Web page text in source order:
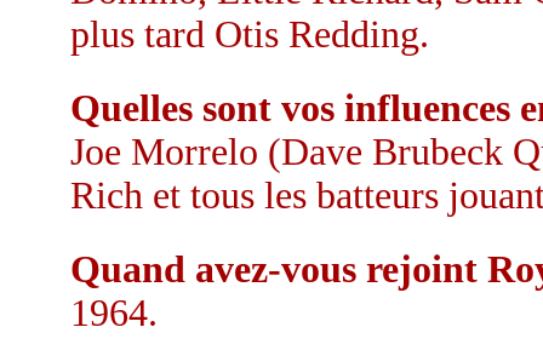
plus tard Otis Redding.
Quelles sont vos influences
Joe Morrelo (Dave Brubeck
Rich et tous les batteurs
Quand avez-vous rejoint
1964.